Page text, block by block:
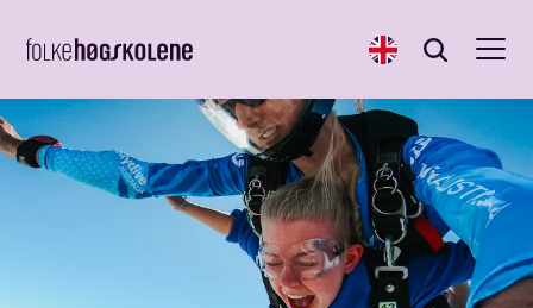
English Søk
Søk